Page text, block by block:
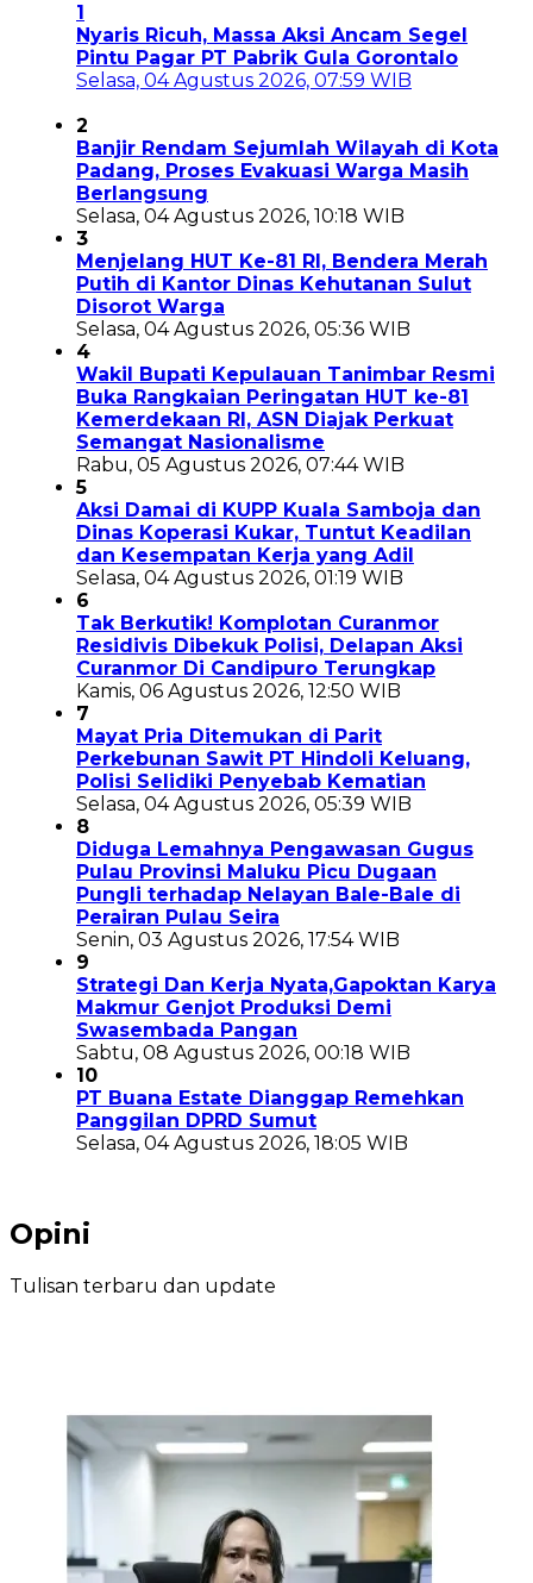
1
Nyaris Ricuh, Massa Aksi Ancam Segel
Pintu Pagar PT Pabrik Gula Gorontalo
Selasa, 04 Agustus 2026, 07:59 WIB
2
Banjir Rendam Sejumlah Wilayah di Kota
Padang, Proses Evakuasi Warga Masih
Berlangsung
Selasa, 04 Agustus 2026, 10:18 WIB
3
Menjelang HUT Ke-81 RI, Bendera Merah
Putih di Kantor Dinas Kehutanan Sulut
Disorot Warga
Selasa, 04 Agustus 2026, 05:36 WIB
4
Wakil Bupati Kepulauan Tanimbar Resmi
Buka Rangkaian Peringatan HUT ke-81
Kemerdekaan RI, ASN Diajak Perkuat
Semangat Nasionalisme
Rabu, 05 Agustus 2026, 07:44 WIB
5
Aksi Damai di KUPP Kuala Samboja dan
Dinas Koperasi Kukar, Tuntut Keadilan
dan Kesempatan Kerja yang Adil
Selasa, 04 Agustus 2026, 01:19 WIB
6
Tak Berkutik! Komplotan Curanmor
Residivis Dibekuk Polisi, Delapan Aksi
Curanmor Di Candipuro Terungkap
Kamis, 06 Agustus 2026, 12:50 WIB
7
Mayat Pria Ditemukan di Parit
Perkebunan Sawit PT Hindoli Keluang,
Polisi Selidiki Penyebab Kematian
Selasa, 04 Agustus 2026, 05:39 WIB
8
Diduga Lemahnya Pengawasan Gugus
Pulau Provinsi Maluku Picu Dugaan
Pungli terhadap Nelayan Bale-Bale di
Perairan Pulau Seira
Senin, 03 Agustus 2026, 17:54 WIB
9
Strategi Dan Kerja Nyata,Gapoktan Karya
Makmur Genjot Produksi Demi
Swasembada Pangan
Sabtu, 08 Agustus 2026, 00:18 WIB
10
PT Buana Estate Dianggap Remehkan
Panggilan DPRD Sumut
Selasa, 04 Agustus 2026, 18:05 WIB
Opini
Tulisan terbaru dan update